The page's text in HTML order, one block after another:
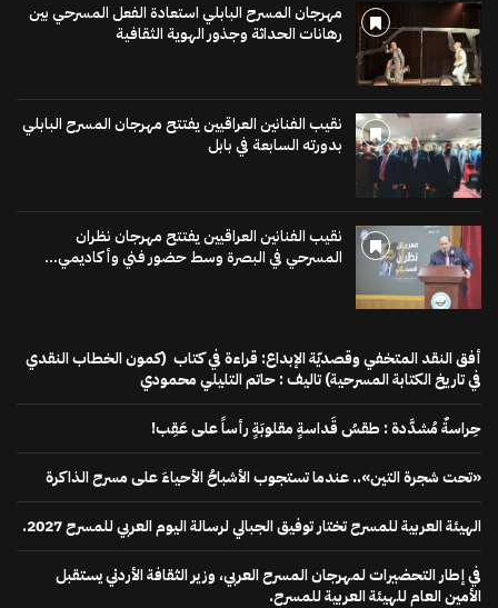
مهرجان المسرح البابلي استعادة الفعل المسرحي بين
رهانات الحداثة وجذور الهوية الثقافية
نقيب الفنانين العراقيين يفتتح مهرجان المسرح البابلي
بدورته السابعة في بابل
نقيب الفنانين العراقيين يفتتح مهرجان نظران
المسرحي في البصرة وسط حضور فني وأكاديمي...
أفق النقد المتخفي وقصديّة الإبداع: قراءة في كتاب (كمون الخطاب النقدي
في تاريخ الكتابة المسرحية) تاليف : حاتم التليلي محمودي
حِراسةٌ مُشدَّدة : طقسُ قَداسةٍ مقلوبَةٍ رأساً على عَقِب!
«تحت شجرة التين».. عندما تستجوب الأشباحُ الأحياءَ على مسرح الذاكرة
الهيئة العربية للمسرح تختار توفيق الجبالي لرسالة اليوم العربي للمسرح 2027.
في إطار التحضيرات لمهرجان المسرح العربي، وزير الثقافة الأردني يستقبل
الأمين العام للهيئة العربية للمسرح.